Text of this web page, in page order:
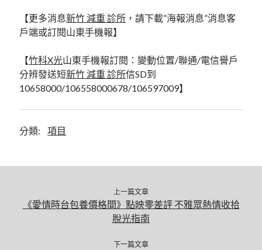
【更多消息新竹 減重 診所 ，請下載”海報消息”消息客
戶端或訂閱山東手機報】
【竹科X光山東手機報訂閱：變動位置/聯通/電信譽戶
分辨發送短新竹 減重 診所信SD到
10658000/106558000678/106597009】
分類: 項目
上一篇文章
《愛情時台包養價格間》點映零差評 不雅眾熱情收拾
脫光指南
下一篇文章